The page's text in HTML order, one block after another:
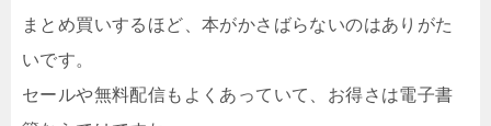
まとめ買いするほど、本がかさばらないのはありがた
いです。
セールや無料配信もよくあっていて、お得さは電子書